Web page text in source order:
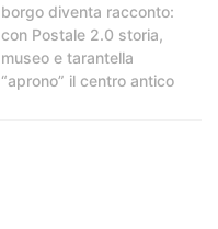
borgo diventa racconto:
con Postale 2.0 storia,
museo e tarantella
“aprono” il centro antico